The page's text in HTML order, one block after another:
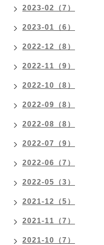
2023-02（7）
2023-01（6）
2022-12（8）
2022-11（9）
2022-10（8）
2022-09（8）
2022-08（8）
2022-07（9）
2022-06（7）
2022-05（3）
2021-12（5）
2021-11（7）
2021-10（7）